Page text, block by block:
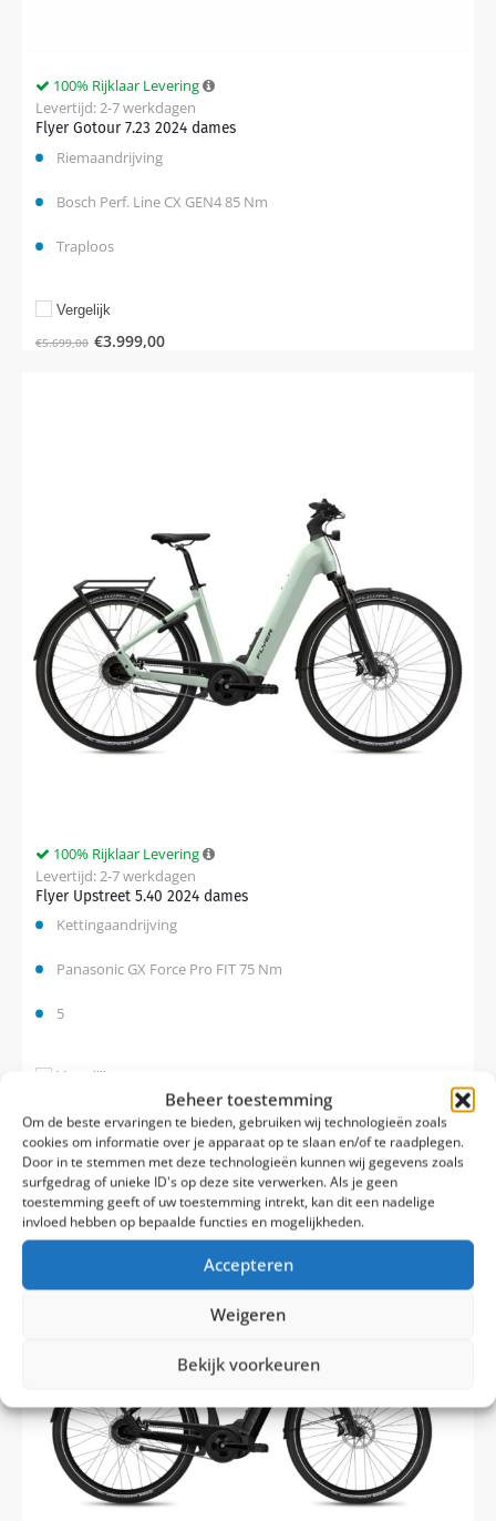
Beheer toestemming
Om de beste ervaringen te bieden, gebruiken wij technologieën zoals
cookies om informatie over je apparaat op te slaan en/of te raadplegen.
Door in te stemmen met deze technologieën kunnen wij gegevens zoals
surfgedrag of unieke ID's op deze site verwerken. Als je geen
toestemming geeft of uw toestemming intrekt, kan dit een nadelige
invloed hebben op bepaalde functies en mogelijkheden.
Accepteren
Weigeren
Bekijk voorkeuren
Flyer Gotour 7.23 2024 dames
100% Rijklaar Levering
Levertijd: 2-7 werkdagen
Riemaandrijving
Bosch Perf. Line CX GEN4 85 Nm
Traploos
€5.699,00 €3.999,00
Vergelijk
Flyer Upstreet 5.40 2024 dames
100% Rijklaar Levering
Levertijd: 2-7 werkdagen
Kettingaandrijving
Panasonic GX Force Pro FIT 75 Nm
5
Vergelijk